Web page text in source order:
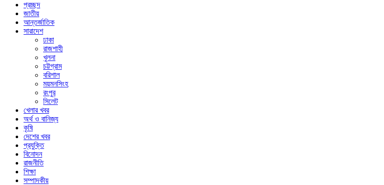
প্রচ্ছদ
জাতীয়
আন্তর্জাতিক
সারাদেশ
ঢাকা
রাজশাহী
খুলনা
চট্টগ্রাম
বরিশাল
ময়মনসিংহ
রংপুর
সিলেট
খেলার খবর
অর্থ ও বানিজ্য
কৃষি
দেশের খবর
প্রযুক্তি
বিনোদন
রাজনীতি
শিক্ষা
সম্পাদকীয়